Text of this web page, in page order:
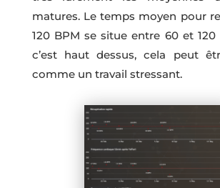
matures. Le temps moyen pour
120 BPM se situe entre 60 et 120
c’est haut dessus, cela peut
comme un travail stressant.